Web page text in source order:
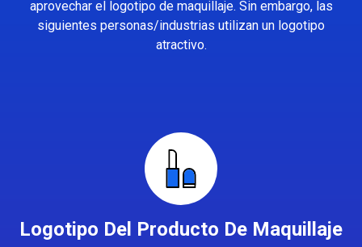
aprovechar el logotipo de maquillaje. Sin embargo, las
siguientes personas/industrias utilizan un logotipo
atractivo.
Logotipo Del Producto De Maquillaje